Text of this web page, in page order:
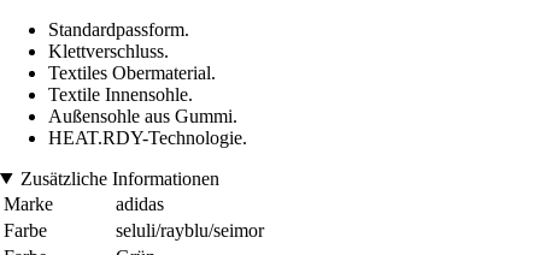
Standardpassform.
Klettverschluss.
Textiles Obermaterial.
Textile Innensohle.
Außensohle aus Gummi.
HEAT.RDY-Technologie.
Zusätzliche Informationen
Marke
adidas
Farbe
seluli/rayblu/seimor